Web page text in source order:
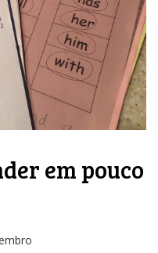
em pouco